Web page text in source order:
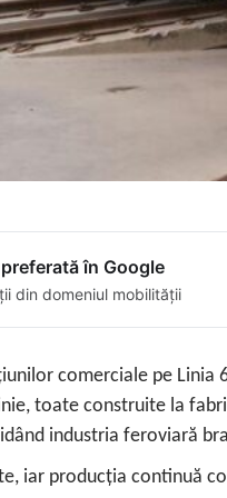
în Google
din domeniul mobilității
comerciale pe Linia
toate construite la
industria feroviară
iar producția continuă